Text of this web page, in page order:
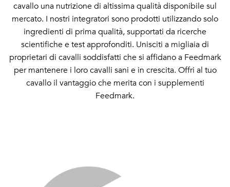
cavallo una nutrizione di altissima qualità disponibile sul
mercato. I nostri integratori sono prodotti utilizzando solo
ingredienti di prima qualità, supportati da ricerche
scientifiche e test approfonditi. Unisciti a migliaia di
proprietari di cavalli soddisfatti che si affidano a Feedmark
per mantenere i loro cavalli sani e in crescita. Offri al tuo
cavallo il vantaggio che merita con i supplementi
Feedmark.